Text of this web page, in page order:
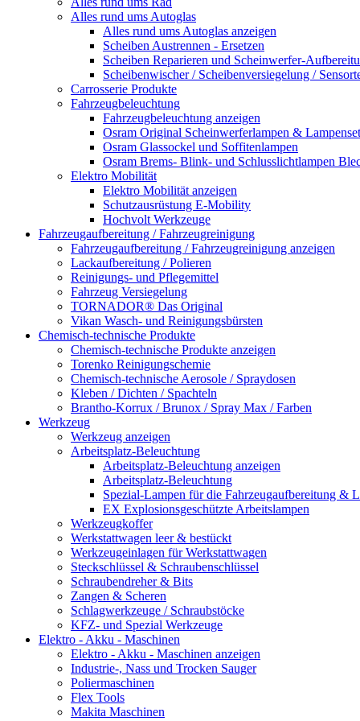
Alles rund ums Autoglas
Alles rund ums Autoglas anzeigen
Scheiben Austrennen - Ersetzen
Scheiben Reparieren und Scheinwerfer-
Scheibenwischer / Scheibenversiegelung /
Carrosserie Produkte
Fahrzeugbeleuchtung
Fahrzeugbeleuchtung anzeigen
Osram Original Scheinwerferlampen &
Osram Glassockel und Soffitenlampen
Osram Brems- Blink- und Schlusslichtlampen
Elektro Mobilität
Elektro Mobilität anzeigen
Schutzausrüstung E-Mobility
Hochvolt Werkzeuge
Fahrzeugaufbereitung / Fahrzeugreinigung
Fahrzeugaufbereitung / Fahrzeugreinigung anzeigen
Lackaufbereitung / Polieren
Reinigungs- und Pflegemittel
Fahrzeug Versiegelung
TORNADOR® Das Original
Vikan Wasch- und Reinigungsbürsten
Chemisch-technische Produkte
Chemisch-technische Produkte anzeigen
Torenko Reinigungschemie
Chemisch-technische Aerosole / Spraydosen
Kleben / Dichten / Spachteln
Brantho-Korrux / Brunox / Spray Max / Farben
Werkzeug
Werkzeug anzeigen
Arbeitsplatz-Beleuchtung
Arbeitsplatz-Beleuchtung anzeigen
Arbeitsplatz-Beleuchtung
Spezial-Lampen für die Fahrzeugaufbereitung &
EX Explosionsgeschützte Arbeitslampen
Werkzeugkoffer
Werkstattwagen leer & bestückt
Werkzeugeinlagen für Werkstattwagen
Steckschlüssel & Schraubenschlüssel
Schraubendreher & Bits
Zangen & Scheren
Schlagwerkzeuge / Schraubstöcke
KFZ- und Spezial Werkzeuge
Elektro - Akku - Maschinen
Elektro - Akku - Maschinen anzeigen
Industrie-, Nass und Trocken Sauger
Poliermaschinen
Flex Tools
Makita Maschinen